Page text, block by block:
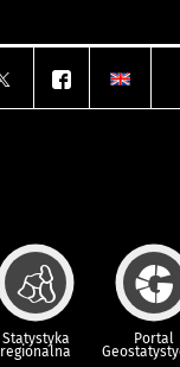
Statystyka
regionalna
Portal